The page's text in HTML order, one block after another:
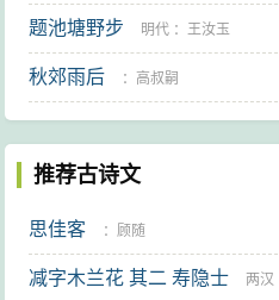
题池塘野步 明代 ：王汝玉
秋郊雨后 ： 高叔嗣
推荐古诗文
思佳客 ：顾随
减字木兰花 其二 寿隐士 两汉